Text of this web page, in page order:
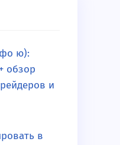
ю):
обзор
и
в